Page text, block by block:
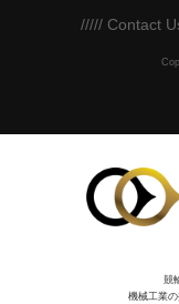
///// Contact
競
機械⼯業